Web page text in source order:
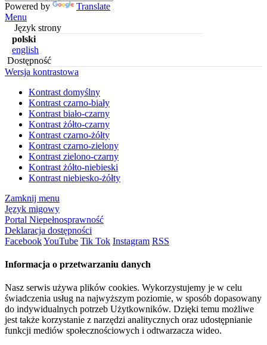
Powered by
Translate
Menu
Język strony
polski
english
Dostępność
Wersja kontrastowa
Kontrast domyślny
Kontrast czarno-biały
Kontrast biało-czarny
Kontrast żółto-czarny
Kontrast czarno-żółty
Kontrast czarno-zielony
Kontrast zielono-czarny
Kontrast żółto-niebieski
Kontrast niebiesko-żółty
Zamknij menu
Język migowy
Portal Niepełnosprawność
Deklaracja dostępności
FacebookYouTube Tik Tok Instagram RSS
Informacja o przetwarzaniu danych
Nasz serwis używa plików cookies. Wykorzystujemy je w celu
świadczenia usług na najwyższym poziomie, w sposób dopasowany
do indywidualnych potrzeb Użytkowników. Dzięki temu możliwe
jest także korzystanie z narzędzi analitycznych oraz udostępnianie
funkcji mediów społecznościowych i odtwarzacza wideo.